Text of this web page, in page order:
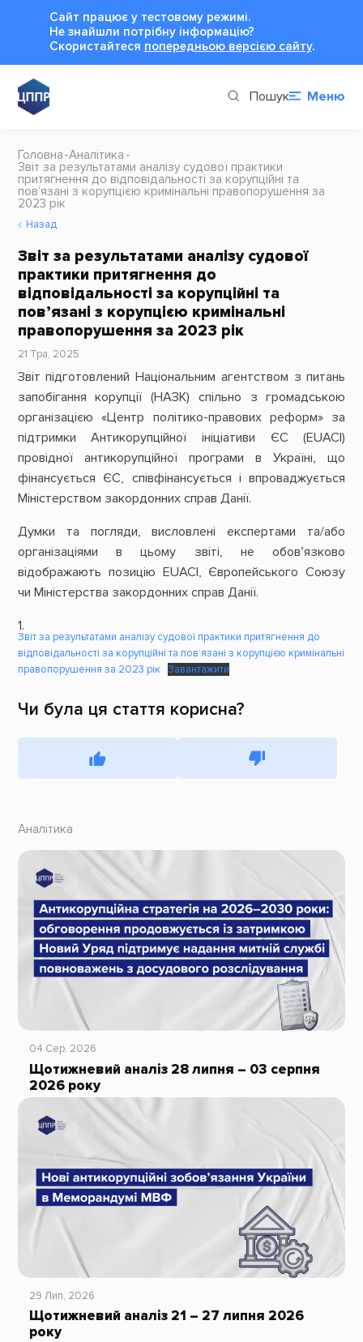
Сайт працює у тестовому режимі.
Не знайшли потрібну інформацію?
Cкористайтеся попередньою версією сайту.
Пошук Меню
Головна Аналітика
Звіт за результатами аналізу судової практики
притягнення до відповідальності за корупційні та
пов’язані з корупцією кримінальні правопорушення за
2023 рік
Назад
Звіт за результатами аналізу судової
практики притягнення до
відповідальності за корупційні та
пов’язані з корупцією кримінальні
правопорушення за 2023 рік
21 Тра, 2025
Звіт підготовлений Національним агентством з питань
запобігання корупції (НАЗК) спільно з громадською
організацією «Центр політико-правових реформ» за
підтримки Антикорупційної ініціативи ЄC (EUACI)
провідної антикорупційної програми в Україні, що
фінансується ЄС, співфінансується і впроваджується
Міністерством закордонних справ Данії.
Думки та погляди, висловлені експертами та/або
організаціями в цьому звіті, не обов’язково
відображають позицію ЕUАСІ, Європейського Союзу
чи Міністерства закордонних справ Данії.
Звіт за результатами аналізу судової практики притягнення до
відповідальності за корупційні та пов’язані з корупцією кримінальні
правопорушення за 2023 рік
Завантажити
Чи була ця стаття корисна?
Аналітика
04 Сер, 2026
Щотижневий аналіз 28 липня – 03 серпня
2026 року
29 Лип, 2026
Щотижневий аналіз 21 – 27 липня 2026
року